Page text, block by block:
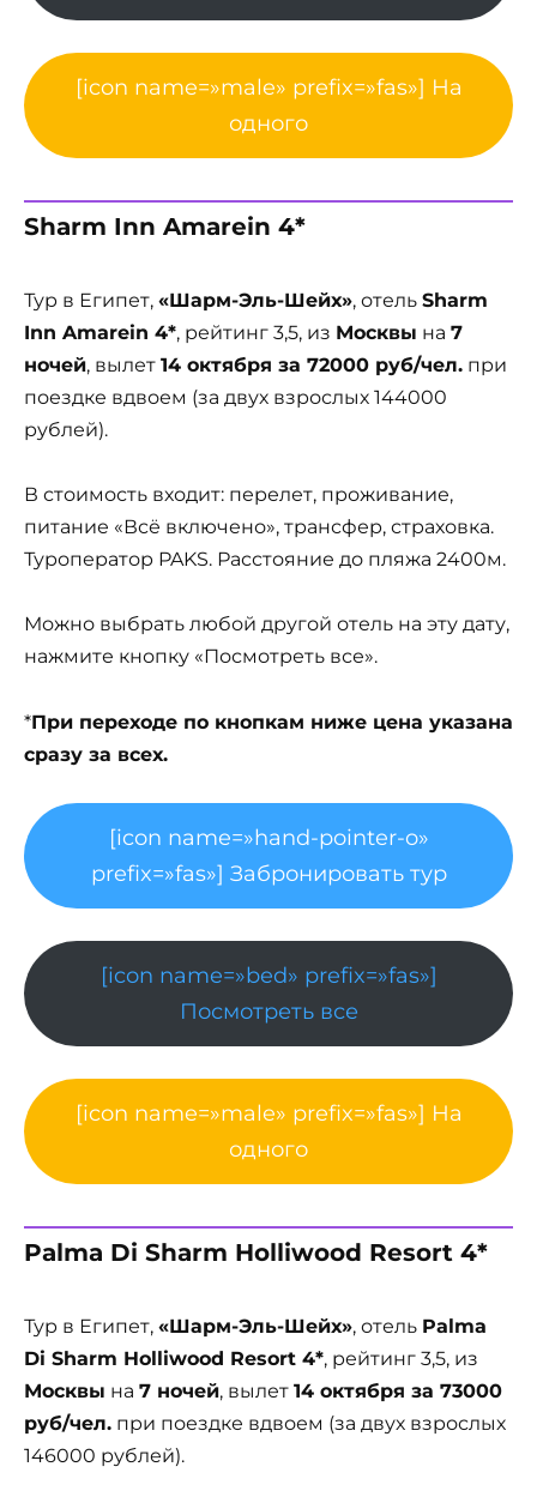
[icon name=»male» prefix=»fas»] На
одного
Sharm Inn Amarein 4*
Тур в Египет, «Шарм-Эль-Шейх», отель Sharm
Inn Amarein 4*, рейтинг 3,5, из Москвы на 7
ночей, вылет 14 октября за 72000 руб/чел. при
поездке вдвоем (за двух взрослых 144000
рублей).
В стоимость входит: перелет, проживание,
питание «Всё включено», трансфер, страховка.
Туроператор PAKS. Расстояние до пляжа 2400м.
Можно выбрать любой другой отель на эту дату,
нажмите кнопку «Посмотреть все».
*При переходе по кнопкам ниже цена указана
сразу за всех.
[icon name=»hand-pointer-o»
prefix=»fas»] Забронировать тур
[icon name=»bed» prefix=»fas»]
Посмотреть все
[icon name=»male» prefix=»fas»] На
одного
Palma Di Sharm Holliwood Resort 4*
Тур в Египет, «Шарм-Эль-Шейх», отель Palma
Di Sharm Holliwood Resort 4*, рейтинг 3,5, из
Москвы на 7 ночей, вылет 14 октября за 73000
руб/чел. при поездке вдвоем (за двух взрослых
146000 рублей).